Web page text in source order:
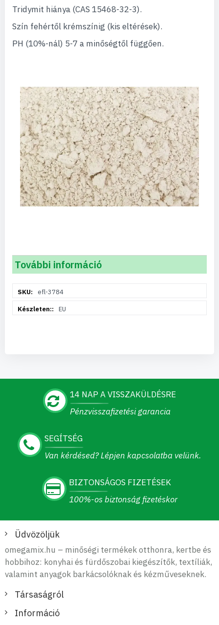
Tridymit hiánya (CAS 15468-32-3).
Szín fehértől krémszínig (kis eltérések).
PH (10%-nál) 5-7 a minőségtől függően.
További információ
információefl-3784
EU
14 NAP A VISSZAKÜLDÉSRE
Pénzvisszafizetési garancia
SEGÍTSÉG
Van kérdésed? Lépjen kapcsolatba velünk.
BIZTONSÁGOS FIZETÉSEK
100%-os biztonság fizetéskor
Üdvözöljük
omegamix.hu – minőségi termékek otthonra, kertbe és
hobbihoz: konyhai és fürdőszobai kiegészítők, textíliák,
valamint anyagok barkácsolóknak és kézműveseknek.
Társaságról
Információ